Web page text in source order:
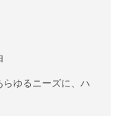
ゆるニーズに、ハ